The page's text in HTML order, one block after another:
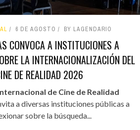
6 DE AGOSTO BY LAGENDARIO
CONVOCA A INSTITUCIONES A
LA INTERNACIONALIZACIÓN DEL
DE REALIDAD 2026
de Cine de Realidad
a diversas instituciones públicas a
sobre la búsqueda...